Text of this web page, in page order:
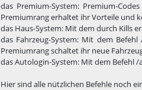
das Premium-System: Premium-
Premiumrang erhaltet ihr Vorteile und
das Haus-System: Mit dem durch Kills
das Fahrzeug-System: Mit dem
Premiumrang schaltet ihr neue
das Autologin-System: Mit dem Befehl
Hier sind alle nützlichen Befehle noch